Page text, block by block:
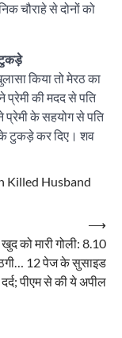
चौराहे से दोनों को
किया तो मेरठ का
प्रेमी की मदद से पति
के सहयोग से पति
के टुकड़े कर दिए। शव
Killed Husband
को मारी गोली: 8.10
12 पेज के सुसाइड
पीएम से की ये अपील
⟶